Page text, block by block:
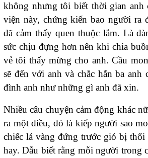
không nhưng tôi biết thời gian anh
viện này, chứng kiến bao người ra
đã cảm thấy quen thuộc lắm. Là
sức chịu đựng hơn nên khi chia
vẻ tôi thấy mừng cho anh. Cầu
sẽ đến với anh và chắc hẳn ba anh
đình anh như những gì anh đã xin.
Nhiều câu chuyện cảm động khác
ra một điều, đó là kiếp người sao
chiếc lá vàng đứng trước gió bị
hay. Dẫu biết rằng mỗi người trong